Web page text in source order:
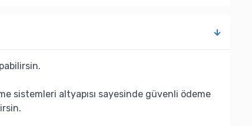
sistemleri altyapısı sayesinde güvenli ödeme